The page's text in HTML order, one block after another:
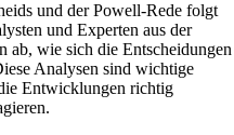
und der Powell-Rede folgt
und Experten aus der
ab, wie sich die Entscheidungen
Analysen sind wichtige
Entwicklungen richtig